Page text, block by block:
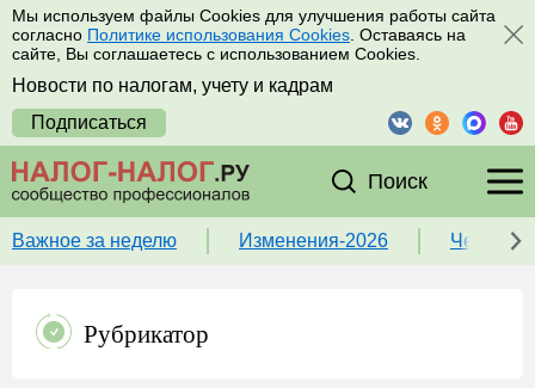
Мы используем файлы Cookies для улучшения работы сайта
согласно Политике использования Cookies . Оставаясь на
сайте, Вы соглашаетесь с использованием Cookies.
Новости по налогам, учету и кадрам
Подписаться
Поиск
Важное за неделю Изменения-2026 Чек-
Рубрикатор